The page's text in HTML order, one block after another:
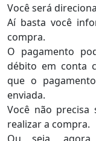
Você será
Aí basta você
compra.
O pagamento
débito em conta
que o
enviada.
Você não precisa
realizar a compra.